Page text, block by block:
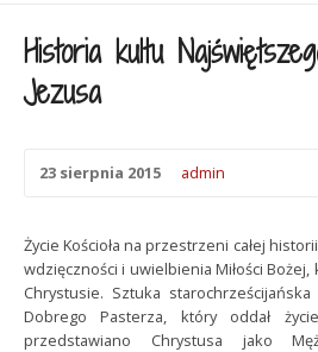
Historia kultu
Jezusa
23 sierpnia 2015 admin
Życie Kościoła na przestrzeni całej
wdzięczności i uwielbienia Miłości Bożej,
Chrystusie. Sztuka starochrześcijańska
Dobrego Pasterza, który oddał
przedstawiano Chrystusa jako